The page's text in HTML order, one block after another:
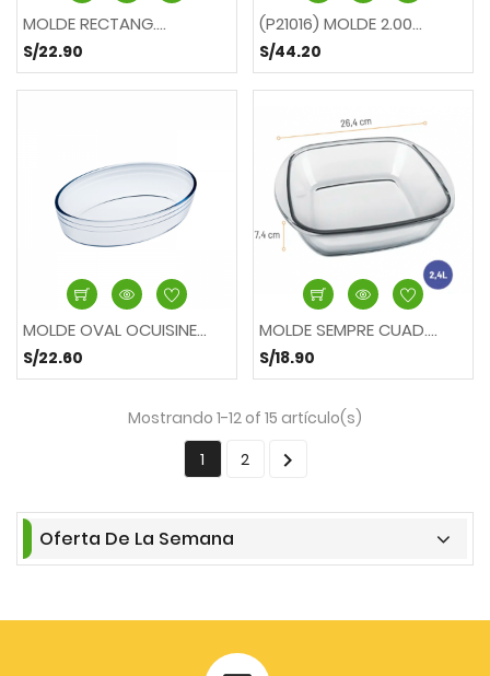
MOLDE RECTANG....
S/22.90
(P21016) MOLDE 2.00...
S/44.20
MOLDE OVAL OCUISINE...
S/22.60
MOLDE SEMPRE CUAD....
S/18.90
Mostrando 1-12 of 15 artículo(s)
1
2 
Oferta De La Semana